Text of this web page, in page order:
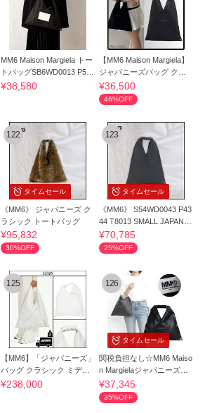
MM6 Maison Margiela トー
トバッグSB6WD0013 P554
7 P5740
¥38,580
【MM6 Maison Margiela】
ジャパニーズバッグ クラ
シック
¥36,500
46%OFF
タイムセール
122
《MM6》 ジャパニーズ ク
ラシック トートバッグ
¥95,832
30%OFF
タイムセール
123
《MM6》 S54WD0043 P43
44 T8013 SMALL JAPANE
SE TOTE BAG
¥70,785
25%OFF
125
【MM6】「ジャパニーズ」
バッグ クラシック ミディ
アム
¥238,000
タイムセール
126
関税負担なし☆MM6 Maiso
n Margielaジャパニーズク
ラシック ミニ
¥37,345
35%OFF